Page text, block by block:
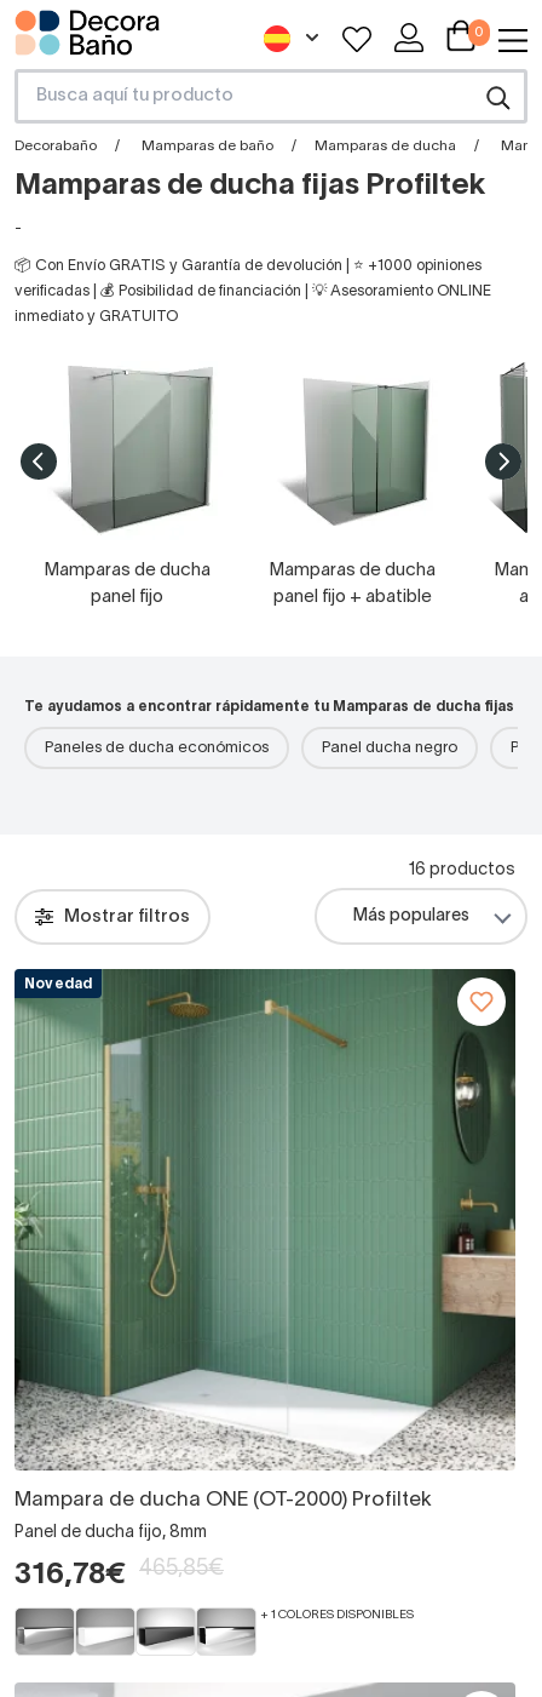
0
Decorabaño Mamparas de baño Mamparas de ducha
Mamparas de ducha fijas Profiltek
-
📦 Con Envío GRATIS y Garantía de devolución | ⭐ +1000 opiniones
verificadas | 💰 Posibilidad de financiación | 💡 Asesoramiento ONLINE
inmediato y GRATUITO
Mamparas de ducha
panel fijo
Mamparas de ducha
panel fijo + abatible
Te ayudamos a encontrar rápidamente tu Mamparas de ducha fijas
Paneles de ducha económicos Panel ducha negro
Mostrar filtros
16 productos
Novedad
Mampara de ducha ONE (OT-2000) Profiltek
Panel de ducha fijo, 8mm
316,78€ 465,85€
+ 1 COLORES DISPONIBLES